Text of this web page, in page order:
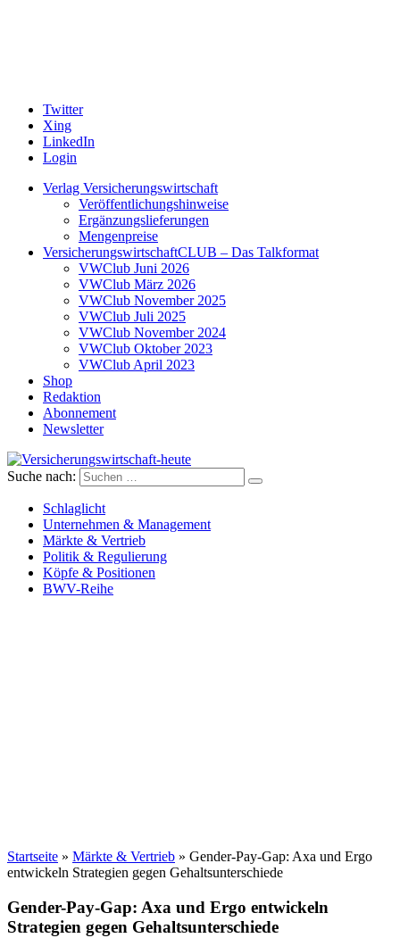
Twitter
Xing
LinkedIn
Login
Verlag Versicherungswirtschaft
Veröffentlichungshinweise
Ergänzungslieferungen
Mengenpreise
VersicherungswirtschaftCLUB – Das Talkformat
VWClub Juni 2026
VWClub März 2026
VWClub November 2025
VWClub Juli 2025
VWClub November 2024
VWClub Oktober 2023
VWClub April 2023
Shop
Redaktion
Abonnement
Newsletter
Versicherungswirtschaft-heute
Suche nach:
Schlaglicht
Unternehmen & Management
Märkte & Vertrieb
Politik & Regulierung
Köpfe & Positionen
BWV-Reihe
Startseite » Märkte & Vertrieb » Gender-Pay-Gap: Axa und Ergo
entwickeln Strategien gegen Gehaltsunterschiede
Gender-Pay-Gap: Axa und Ergo entwickeln
Strategien gegen Gehaltsunterschiede